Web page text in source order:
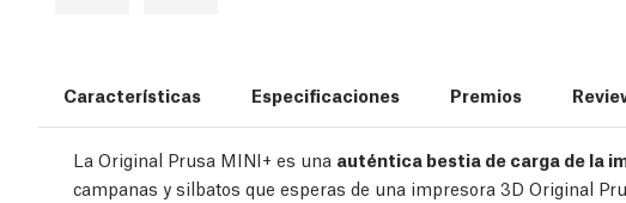
Características Especificaciones Premios
La Original Prusa MINI+ es una auténtica bestia de carga de la
campanas y silbatos que esperas de una impresora 3D Original